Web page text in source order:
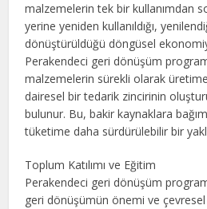
malzemelerin tek bir kullanımdan
yerine yeniden kullanıldığı,
dönüştürüldüğü döngüsel
Perakendeci geri dönüşüm
malzemelerin sürekli olarak
dairesel bir tedarik zincirinin
bulunur. Bu, bakir kaynaklara
tüketime daha sürdürülebilir bir
Toplum Katılımı ve Eğitim
Perakendeci geri dönüşüm
geri dönüşümün önemi ve